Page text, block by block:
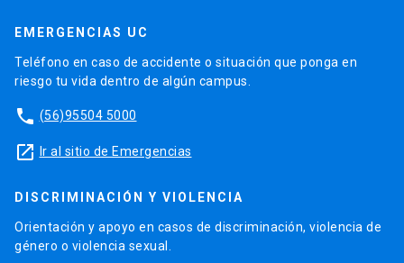
EMERGENCIAS UC
Teléfono en caso de accidente o situación que ponga en
riesgo tu vida dentro de algún campus.
phone (56)95504 5000
launch Ir al sitio de Emergencias
DISCRIMINACIÓN Y VIOLENCIA
Orientación y apoyo en casos de discriminación, violencia de
género o violencia sexual.